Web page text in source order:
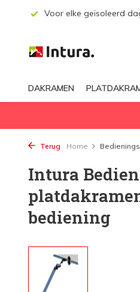
Voor elke geïsoleerd
DAKRAMEN
Terug Home
Intura
bediening